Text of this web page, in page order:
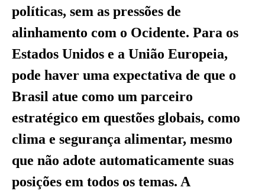
políticas, sem as pressões de
alinhamento com o Ocidente. Para os
Estados Unidos e a União Europeia,
pode haver uma expectativa de que o
Brasil atue como um parceiro
estratégico em questões globais, como
clima e segurança alimentar, mesmo
que não adote automaticamente suas
posições em todos os temas. A